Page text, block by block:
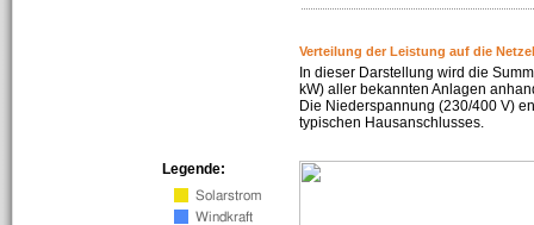
Verteilung der Leistung auf die
In dieser Darstellung wird die
kW) aller bekannten Anlagen
Die Niederspannung (230/400 V)
typischen Hausanschlusses.
Legende: